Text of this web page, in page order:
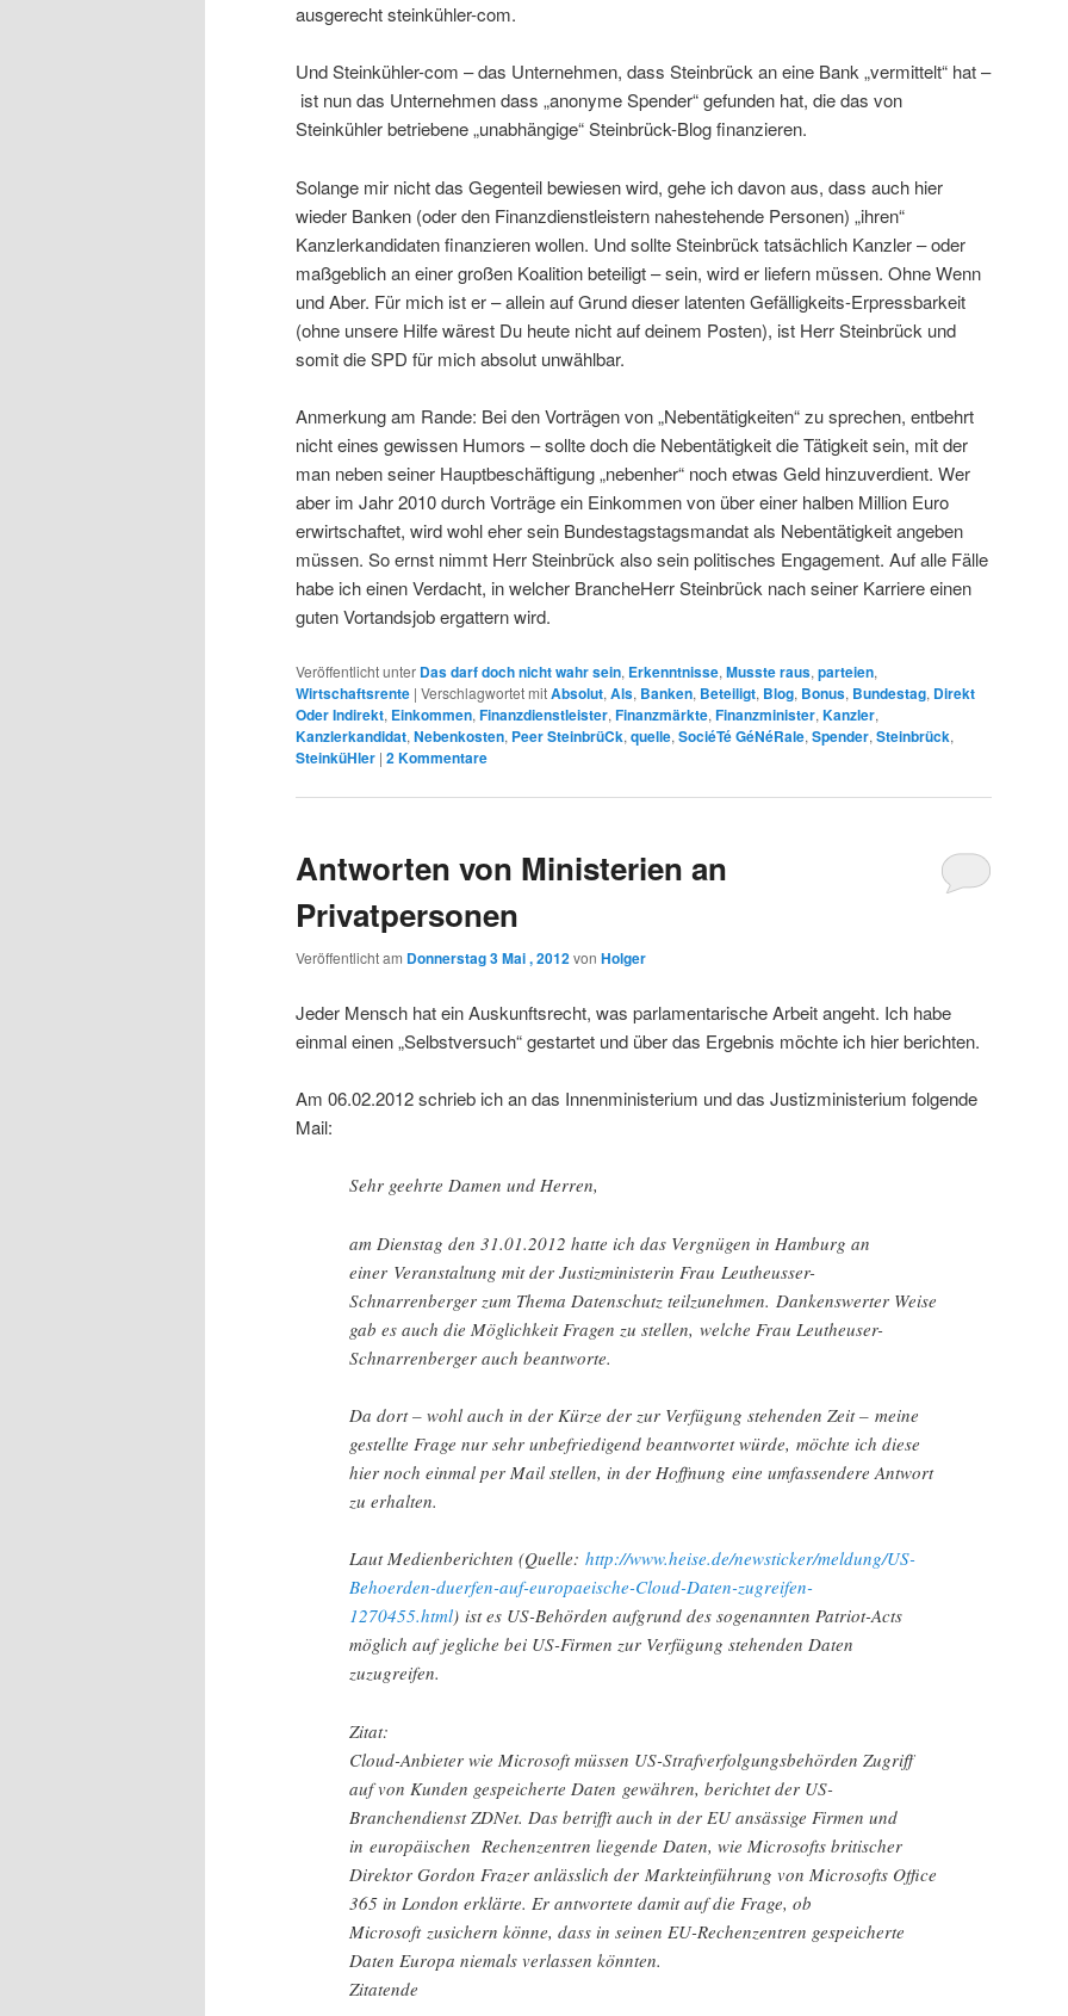
ausgerecht steinkühler-com.
Und Steinkühler-com – das Unternehmen, dass Steinbrück an eine Bank „vermittelt“ hat –
ist nun das Unternehmen dass „anonyme Spender“ gefunden hat, die das von
Steinkühler betriebene „unabhängige“ Steinbrück-Blog finanzieren.
Solange mir nicht das Gegenteil bewiesen wird, gehe ich davon aus, dass auch hier
wieder Banken (oder den Finanzdienstleistern nahestehende Personen) „ihren“
Kanzlerkandidaten finanzieren wollen. Und sollte Steinbrück tatsächlich Kanzler – oder
maßgeblich an einer großen Koalition beteiligt – sein, wird er liefern müssen. Ohne Wenn
und Aber. Für mich ist er – allein auf Grund dieser latenten Gefälligkeits-Erpressbarkeit
(ohne unsere Hilfe wärest Du heute nicht auf deinem Posten), ist Herr Steinbrück und
somit die SPD für mich absolut unwählbar.
Anmerkung am Rande: Bei den Vorträgen von „Nebentätigkeiten“ zu sprechen, entbehrt
nicht eines gewissen Humors – sollte doch die Nebentätigkeit die Tätigkeit sein, mit der
man neben seiner Hauptbeschäftigung „nebenher“ noch etwas Geld hinzuverdient. Wer
aber im Jahr 2010 durch Vorträge ein Einkommen von über einer halben Million Euro
erwirtschaftet, wird wohl eher sein Bundestagstagsmandat als Nebentätigkeit angeben
müssen. So ernst nimmt Herr Steinbrück also sein politisches Engagement. Auf alle Fälle
habe ich einen Verdacht, in welcher BrancheHerr Steinbrück nach seiner Karriere einen
guten Vortandsjob ergattern wird.
Veröffentlicht unter Das darf doch nicht wahr sein, Erkenntnisse, Musste raus, parteien,
Wirtschaftsrente | Verschlagwortet mitAbsolut, Als, Banken, Beteiligt, Blog, Bonus, Bundestag, Direkt
Oder Indirekt, Einkommen, Finanzdienstleister, Finanzmärkte, Finanzminister, Kanzler,
Kanzlerkandidat, Nebenkosten, Peer SteinbrüCk, quelle, SociéTé GéNéRale, Spender, Steinbrück,
SteinküHler | 2Kommentare
Antworten von Ministerien an
Privatpersonen
Veröffentlicht am Donnerstag 3 Mai , 2012von Holger
Jeder Mensch hat ein Auskunftsrecht, was parlamentarische Arbeit angeht. Ich habe
einmal einen „Selbstversuch“ gestartet und über das Ergebnis möchte ich hier berichten.
Am 06.02.2012 schrieb ich an das Innenministerium und das Justizministerium folgende
Mail:
Sehr geehrte Damen und Herren,
am Dienstag den 31.01.2012 hatte ich das Vergnügen in Hamburg an
einer Veranstaltung mit der Justizministerin Frau Leutheusser-
Schnarrenberger zum Thema Datenschutz teilzunehmen. Dankenswerter Weise
gab es auch die Möglichkeit Fragen zu stellen, welche Frau Leutheuser-
Schnarrenberger auch beantworte.
Da dort – wohl auch in der Kürze der zur Verfügung stehenden Zeit – meine
gestellte Frage nur sehr unbefriedigend beantwortet würde, möchte ich diese
hier noch einmal per Mail stellen, in der Hoffnung eine umfassendere Antwort
zu erhalten.
Laut Medienberichten (Quelle: http://www.heise.de/newsticker/meldung/US-
Behoerden-duerfen-auf-europaeische-Cloud-Daten-zugreifen-
1270455.html) ist es US-Behörden aufgrund des sogenannten Patriot-Acts
möglich auf jegliche bei US-Firmen zur Verfügung stehenden Daten
zuzugreifen.
Zitat:
Cloud-Anbieter wie Microsoft müssen US-Strafverfolgungsbehörden Zugriff
auf von Kunden gespeicherte Daten gewähren, berichtet der US-
Branchendienst ZDNet. Das betrifft auch in der EU ansässige Firmen und
in europäischen Rechenzentren liegende Daten, wie Microsofts britischer
Direktor Gordon Frazer anlässlich der Markteinführung von Microsofts Office
365 in London erklärte. Er antwortete damit auf die Frage, ob
Microsoft zusichern könne, dass in seinen EU-Rechenzentren gespeicherte
Daten Europa niemals verlassen könnten.
Zitatende